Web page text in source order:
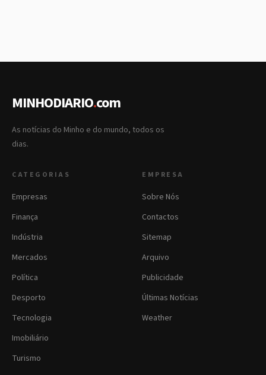
MINHODIARIO.com
As notícias do Minho e do mundo, todos os
dias.
CATEGORIAS
Empresas
Finança
Indústria
Mercados
Política
Desporto
Tecnologia
Imobiliário
Turismo
EMPRESA
Sobre Nós
Contactos
Sitemap
Arquivo
Publicidade
Últimas Notícias
Weather